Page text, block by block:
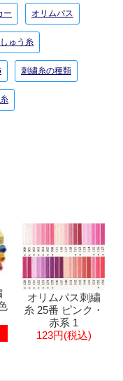
ー オリムパス
ゅう糸
刺繍糸の種類
オリムパス刺繍
糸 25番 ピンク・
赤系 1
123円(税込)